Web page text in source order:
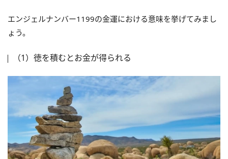
エンジェルナンバー1199の金運における意味を挙げてみまし
ょう。
（1）徳を積むとお金が得られる